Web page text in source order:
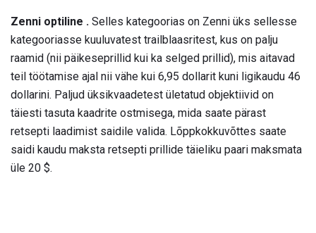
Zenni optiline . Selles kategoorias on Zenni üks sellesse
kategooriasse kuuluvatest trailblaasritest, kus on palju
raamid (nii päikeseprillid kui ka selged prillid), mis aitavad
teil töötamise ajal nii vähe kui 6,95 dollarit kuni ligikaudu 46
dollarini. Paljud üksikvaadetest ületatud objektiivid on
täiesti tasuta kaadrite ostmisega, mida saate pärast
retsepti laadimist saidile valida. Lõppkokkuvõttes saate
saidi kaudu maksta retsepti prillide täieliku paari maksmata
üle 20 $.